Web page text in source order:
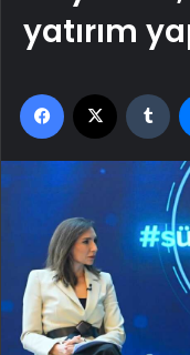
yatırım
Facebook